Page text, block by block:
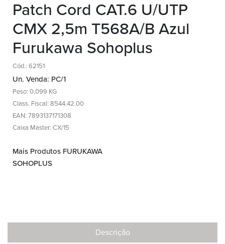
Patch Cord CAT.6 U/UTP
CMX 2,5m T568A/B Azul
Furukawa Sohoplus
Cód.: 62151
Un. Venda: PC/1
Peso: 0,099 KG
Class. Fiscal: 8544.42.00
EAN: 7893137171308
Caixa Master: CX/15
Mais Produtos FURUKAWA
SOHOPLUS
Descrição